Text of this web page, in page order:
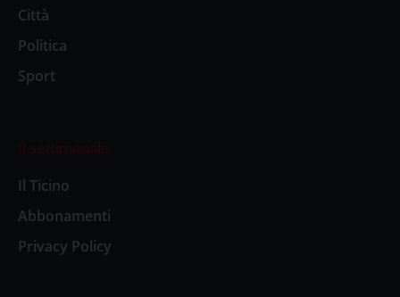
Città
Politica
Sport
Il settimanale
Il Ticino
Abbonamenti
Privacy Policy